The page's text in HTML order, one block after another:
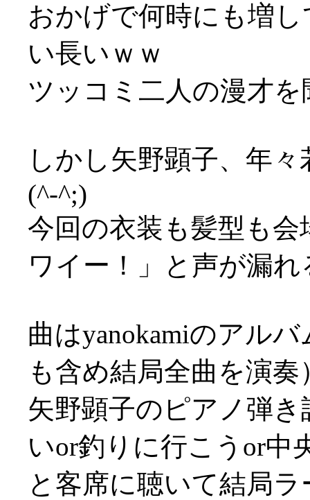
おかげで何時にも増
い長いｗｗ
ツッコミ二人の漫才
しかし矢野顕子、年
(^-^;)
今回の衣装も髪型も
ワイー！」と声が漏
曲はyanokamiのアル
も含め結局全曲を演奏
矢野顕子のピアノ弾
いor釣りに行こうor中
と客席に聴いて結局